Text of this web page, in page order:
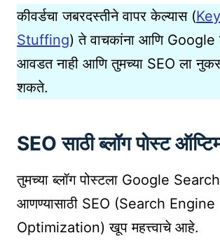
कीवर्डचा जबरदस्तीने वापर केल्यास (
Stuffing) ते वाचकांना आणि Google
आवडत नाही आणि तुमच्या SEO ला
शकते.
SEO साठी ब्लॉग पोस्ट
तुमच्या ब्लॉग पोस्टला Google
आणण्यासाठी SEO (Search Engine
Optimization) खूप महत्त्वाचे आहे.